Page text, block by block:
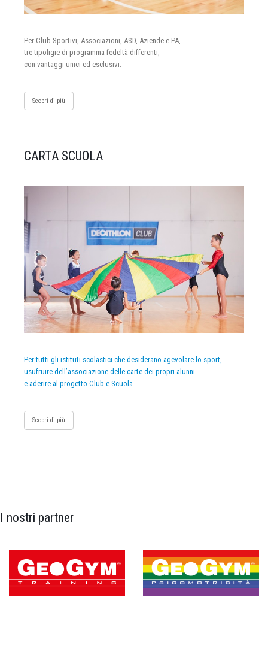
Per Club Sportivi, Associazioni, ASD, Aziende e PA,
tre tipoligie di programma fedeltà differenti,
con vantaggi unici ed esclusivi.
Scopri di più
CARTA SCUOLA
Per tutti gli istituti scolastici che desiderano agevolare lo sport,
usufruire dell’associazione delle carte dei propri alunni
e aderire al progetto Club e Scuola
Scopri di più
I nostri partner